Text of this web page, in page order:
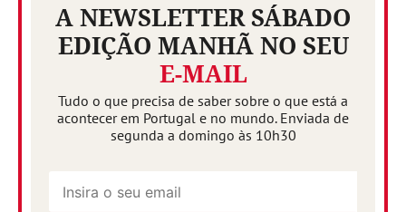
A NEWSLETTER SÁBADO
EDIÇÃO MANHÃ NO SEU
E-MAIL
Tudo o que precisa de saber sobre o que está a
acontecer em Portugal e no mundo. Enviada de
segunda a domingo às 10h30